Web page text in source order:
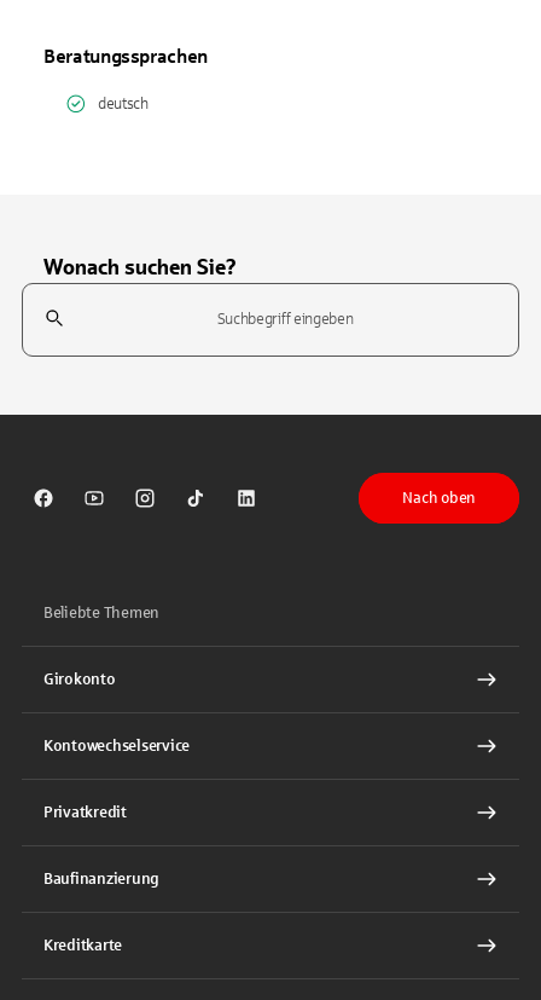
Beratungssprachen
deutsch
Wonach suchen Sie?
Suchfeld
Sparkasse auf Facebook
Sparkasse auf Youtube
Sparkasse auf Instagram
Sparkasse auf TikTok
Sparkasse auf LinkedIn
Nach oben
Beliebte Themen
Girokonto
Kontowechselservice
Privatkredit
Baufinanzierung
Kreditkarte